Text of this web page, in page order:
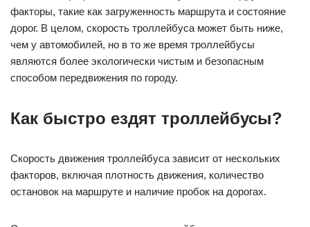
факторы, такие как загруженность маршрута и состояние
дорог. В целом, скорость троллейбуса может быть ниже,
чем у автомобилей, но в то же время троллейбусы
являются более экологически чистым и безопасным
способом передвижения по городу.
Как быстро ездят троллейбусы?
Скорость движения троллейбуса зависит от нескольких
факторов, включая плотность движения, количество
остановок на маршруте и наличие пробок на дорогах.